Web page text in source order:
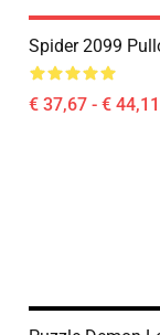
Spider 2099
€ 37,67 - € 44,11